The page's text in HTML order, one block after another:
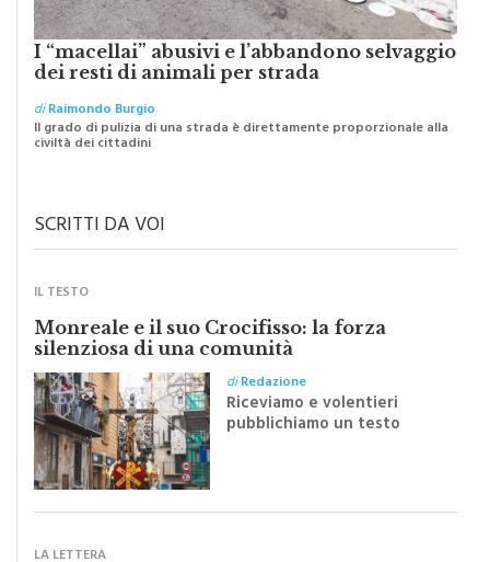
I “macellai” abusivi e l’abbandono selvaggio
dei resti di animali per strada
diRaimondo Burgio
SCRITTI DA VOI
IL TESTO
Monreale e il suo Crocifisso: la forza
silenziosa di una comunità
diRedazione
Riceviamo e volentieri
Sapienza all'indomani della